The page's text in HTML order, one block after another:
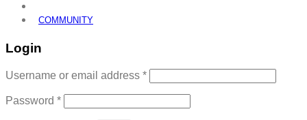
COMMUNITY
Login
Username or email address *Required
Password *Required